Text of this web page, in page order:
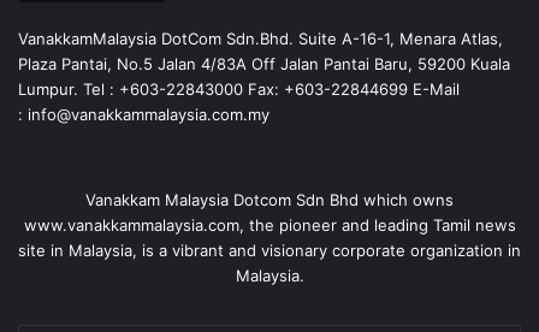
VanakkamMalaysia DotCom Sdn.Bhd. Suite A-16-1, Menara Atlas,
Plaza Pantai, No.5 Jalan 4/83A Off Jalan Pantai Baru, 59200 Kuala
Lumpur. Tel : +603-22843000 Fax: +603-22844699 E-Mail
: info@vanakkammalaysia.com.my
Vanakkam Malaysia Dotcom Sdn Bhd which owns
www.vanakkammalaysia.com, the pioneer and leading Tamil news
site in Malaysia, is a vibrant and visionary corporate organization in
Malaysia.